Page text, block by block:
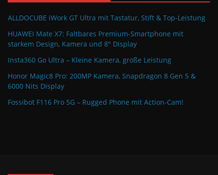
ALLDOCUBE iWork GT Ultra mit Tastatur, Stift & Top-Leistung
HUAWEI Mate X7: Faltbares Premium-Smartphone mit
starkem Design, Kamera und 8″ Display
Insta360 Go Ultra – Kleine Kamera, große Leistung
Honor Magic8 Pro: 200MP Kamera, Snapdragon 8 Gen 5 &
6000 Nits Display
Fossibot F116 Pro 5G – Rugged Phone mit Action-Cam!